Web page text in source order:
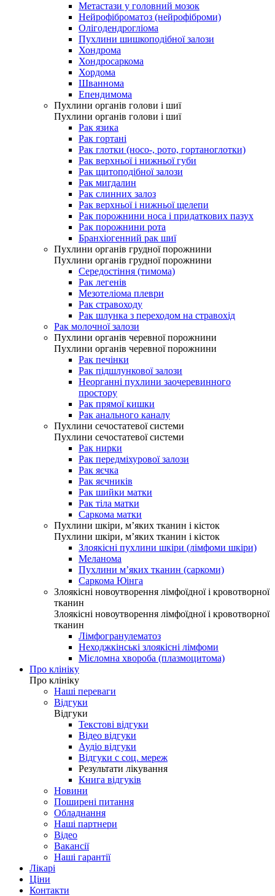
Метастази у головний мозок
Нейрофіброматоз (нейрофіброми)
Олігодендрогліома
Пухлини шишкоподібної залози
Хондрома
Хондросаркома
Хордома
Шваннома
Епендимома
Пухлини органів голови і шиї
Пухлини органів голови і шиї
Рак язика
Рак гортані
Рак глотки (носо-, рото, гортаноглотки)
Рак верхньої і нижньої губи
Рак щитоподібної залози
Рак мигдалин
Рак слинних залоз
Рак верхньої і нижньої щелепи
Рак порожнини носа і придаткових пазух
Рак порожнини рота
Бранхіогенний рак шиї
Пухлини органів грудної порожнини
Пухлини органів грудної порожнини
Середостіння (тимома)
Рак легенів
Мезотеліома плеври
Рак стравоходу
Рак шлунка з переходом на стравохід
Рак молочної залози
Пухлини органів черевної порожнини
Пухлини органів черевної порожнини
Рак печінки
Рак підшлункової залози
Неорганні пухлини заочеревинного
простору
Рак прямої кишки
Рак анального каналу
Пухлини сечостатевої системи
Пухлини сечостатевої системи
Рак нирки
Рак передміхурової залози
Рак яєчка
Рак яєчників
Рак шийки матки
Рак тіла матки
Саркома матки
Пухлини шкіри, м’яких тканин і кісток
Пухлини шкіри, м’яких тканин і кісток
Злоякісні пухлини шкіри (лімфоми шкіри)
Меланома
Пухлини м’яких тканин (саркоми)
Саркома Юінга
Злоякісні новоутворення лімфоїдної і кровотворної
тканин
Злоякісні новоутворення лімфоїдної і кровотворної
тканин
Лімфогранулематоз
Неходжкінські злоякісні лімфоми
Мієломна хвороба (плазмоцитома)
Про клініку
Про клініку
Наші переваги
Відгуки
Відгуки
Текстові відгуки
Відео відгуки
Аудіо відгуки
Відгуки с соц. мереж
Результати лікування
Книга відгуків
Новини
Поширені питання
Обладнання
Наші партнери
Відео
Вакансії
Наші гарантії
Лікарі
Ціни
Контакти